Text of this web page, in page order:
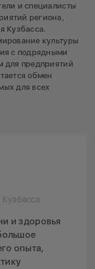
и специалисты
региона,
Кузбасса.
культуры
с подрядными
для предприятий
обмен
для всех
и здоровья
опыта,